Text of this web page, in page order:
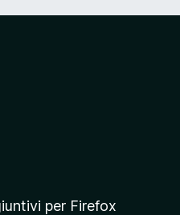
per Firefox